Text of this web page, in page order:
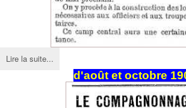
Lire la suite...
d'août et octobre